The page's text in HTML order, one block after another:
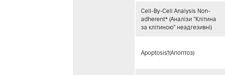
Cell-By-Cell Analysis Non-
adherent* (Аналізи ''Клітина
за клітиною'' неадгезивні)
Apoptosis†(Апоптоз)